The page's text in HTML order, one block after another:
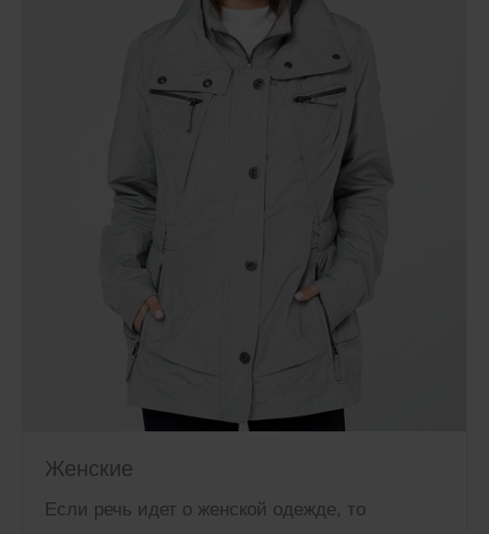
Женские
Если речь идет о женской одежде, то